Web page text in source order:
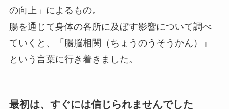
の向上」によるもの。
腸を通じて身体の各所に及ぼす影響について調べ
ていくと、「腸脳相関（ちょうのうそうかん）」
という言葉に行き着きました。
最初は、すぐには信じられませんでした